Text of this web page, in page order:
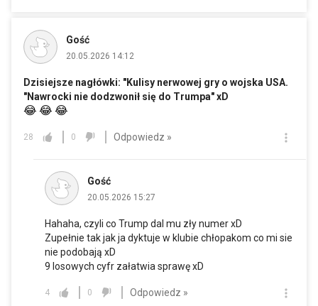
Gość
20.05.2026 14:12
Dzisiejsze nagłówki: "Kulisy nerwowej gry o wojska USA.
"Nawrocki nie dodzwonił się do Trumpa" xD
😂 😂 😂
28 0 Odpowiedz »
Gość
20.05.2026 15:27
Hahaha, czyli co Trump dal mu zły numer xD
Zupełnie tak jak ja dyktuje w klubie chłopakom co mi sie
nie podobają xD
9 losowych cyfr załatwia sprawę xD
4 0 Odpowiedz »